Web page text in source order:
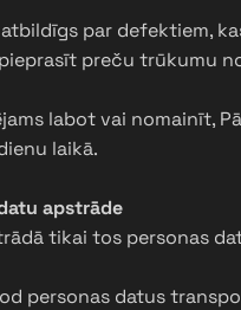
par defektiem,
preču trūkumu
labot vai nomainīt,
laikā.
apstrāde
tikai tos personas
personas datus